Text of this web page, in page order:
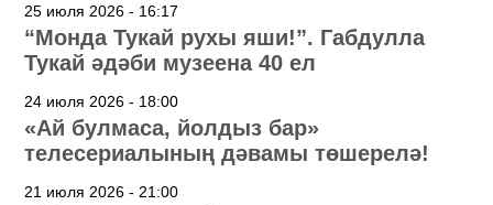
25 июля 2026 - 16:17
“Монда Тукай рухы яши!”. Габдулла
Тукай әдәби музеена 40 ел
24 июля 2026 - 18:00
«Ай булмаса, йолдыз бар»
телесериалының дәвамы төшерелә!
21 июля 2026 - 21:00